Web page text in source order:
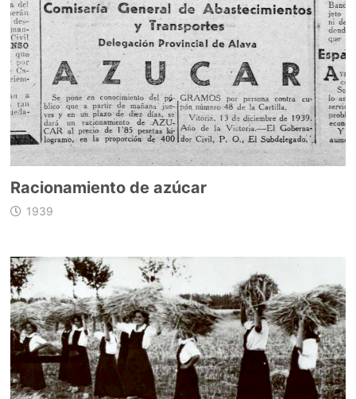
Racionamiento de azúcar
1939